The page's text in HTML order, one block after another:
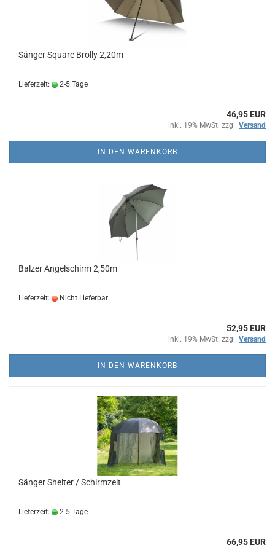
Sänger Square Brolly 2,20m
Lieferzeit: 2-5 Tage
46,95 EUR
inkl. 19% MwSt. zzgl. Versand
IN DEN WARENKORB
Balzer Angelschirm 2,50m
Lieferzeit: Nicht Lieferbar
52,95 EUR
inkl. 19% MwSt. zzgl. Versand
IN DEN WARENKORB
Sänger Shelter / Schirmzelt
Lieferzeit: 2-5 Tage
66,95 EUR